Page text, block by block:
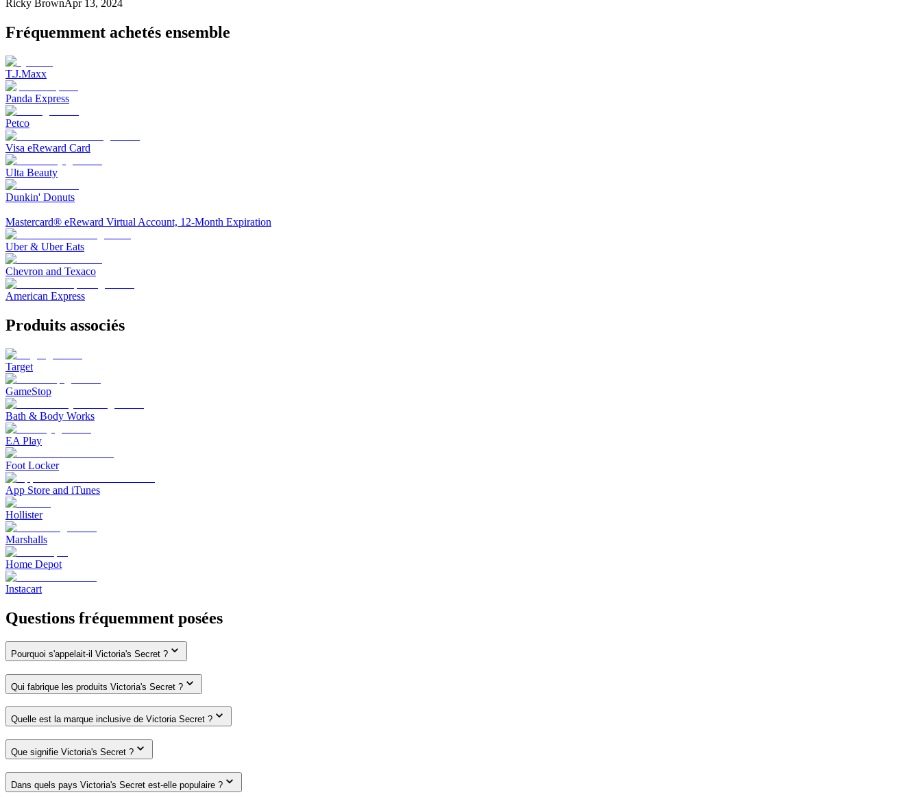
Ricky BrownApr 13, 2024
Fréquemment achetés ensemble
T.J.Maxx
Panda Express
Petco
Visa eReward Card
Ulta Beauty
Dunkin' Donuts
Mastercard® eReward Virtual Account, 12-Month Expiration
Uber & Uber Eats
Chevron and Texaco
American Express
Produits associés
Target
GameStop
Bath & Body Works
EA Play
Foot Locker
App Store and iTunes
Hollister
Marshalls
Home Depot
Instacart
Questions fréquemment posées
Pourquoi s'appelait-il Victoria's Secret ?
Qui fabrique les produits Victoria's Secret ?
Quelle est la marque inclusive de Victoria Secret ?
Que signifie Victoria's Secret ?
Dans quels pays Victoria's Secret est-elle populaire ?